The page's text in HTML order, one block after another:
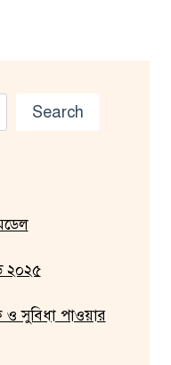
Search
২০২৫
সুবিধা পাওয়ার